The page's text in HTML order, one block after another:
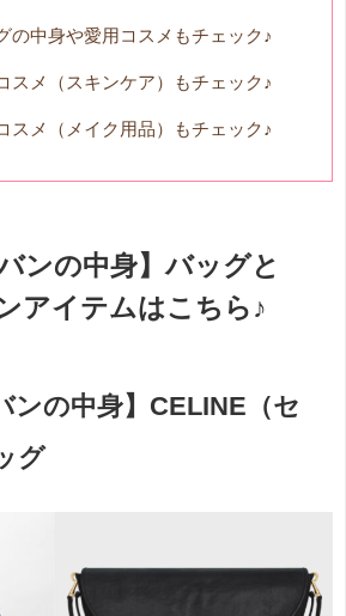
の中身や愛用コスメもチェック♪
スメ（スキンケア）もチェック♪
スメ（メイク用品）もチェック♪
ンの中身】バッグと
アイテムはこちら♪
ンの中身】CELINE（セ
グ